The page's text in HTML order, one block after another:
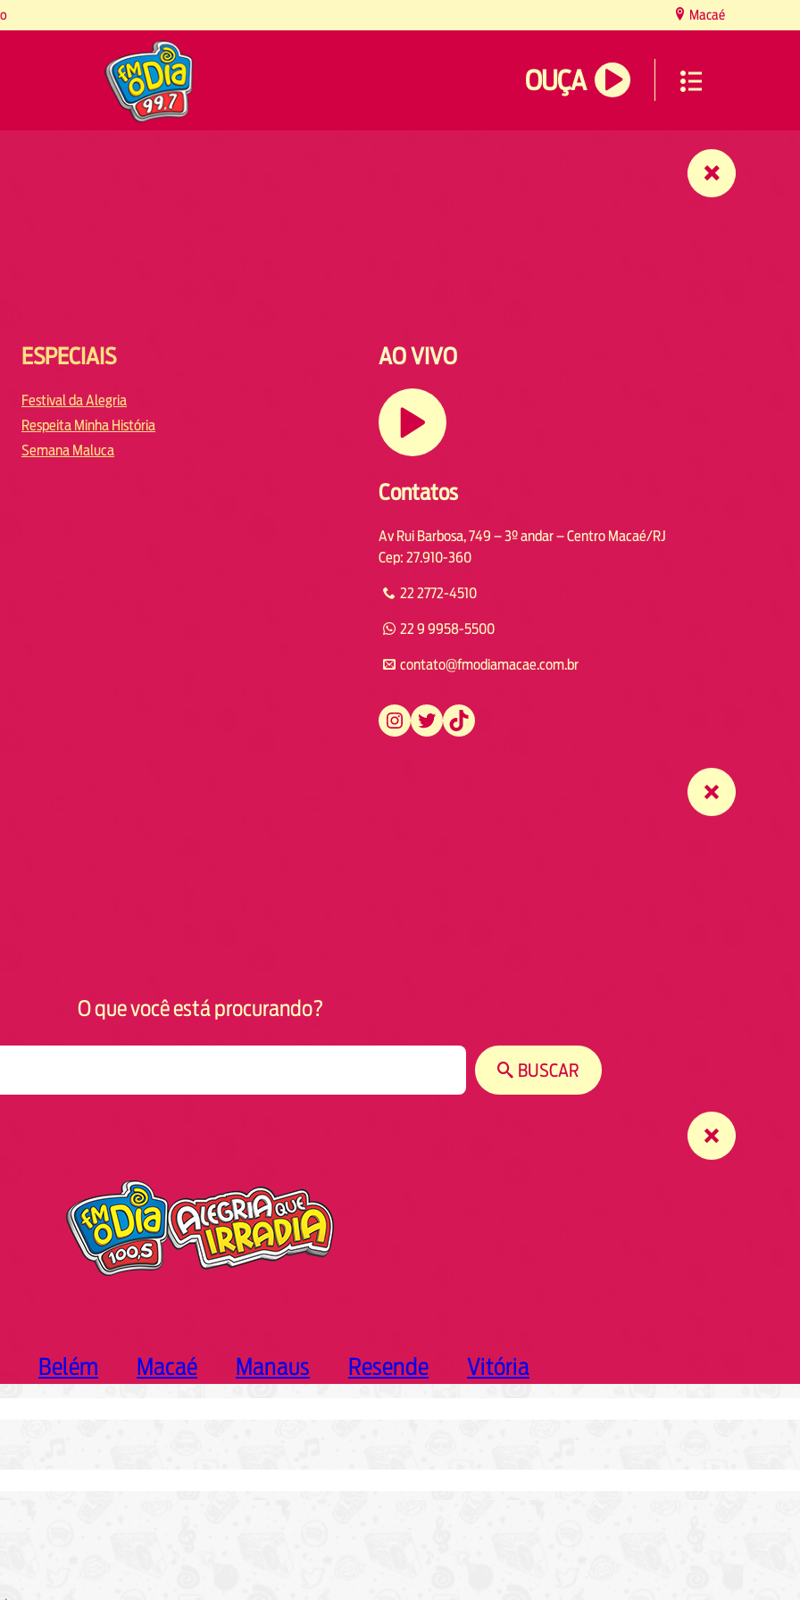
Macaé
OUÇA
ESPECIAIS
Festival da Alegria
Respeita Minha História
Semana Maluca
AO VIVO
Contatos
Av Rui Barbosa, 749 – 3º andar – Centro Macaé/RJ
Cep: 27.910-360
22 2772-4510
22 9 9958-5500
contato@fmodiamacae.com.br
https://www.instagram.com/fmodia.macae/ https://twitter.com/fmodia.macae/ https://www.tiktok.com/@fmodia.macae
O que você está procurando?
BUSCAR
Belém Macaé Manaus Resende Vitória